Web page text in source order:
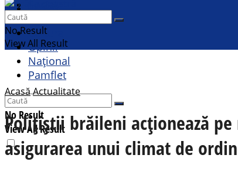
Contact
Cultural
Opinii
Național
Pamflet
No Result
View All Result
No Result
View All Result
AcasăActualitate
Polițiștii brăileni acționează
asigurarea unui climat de